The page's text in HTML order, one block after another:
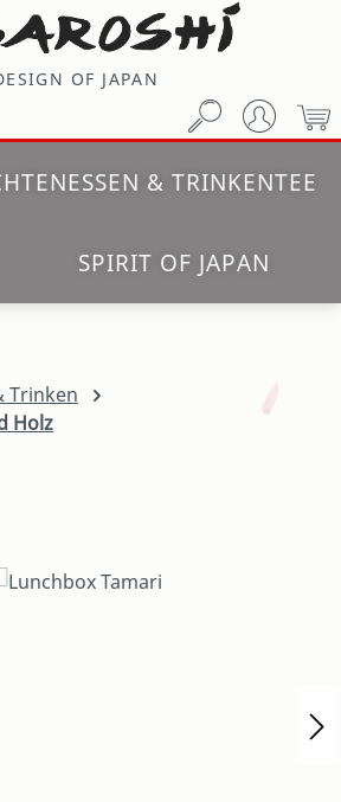
OF JAPAN
ESSEN & TRINKENTEE
SPIRIT OF JAPAN
Trinken
Holz